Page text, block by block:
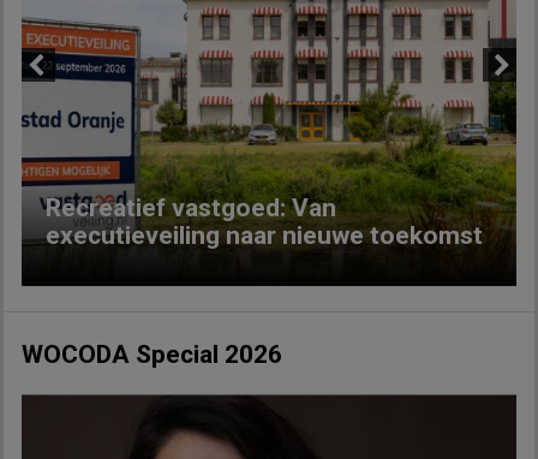
Recreatief vastgoed: Van
executieveiling naar nieuwe toekomst
Next
WOCODA Special 2026